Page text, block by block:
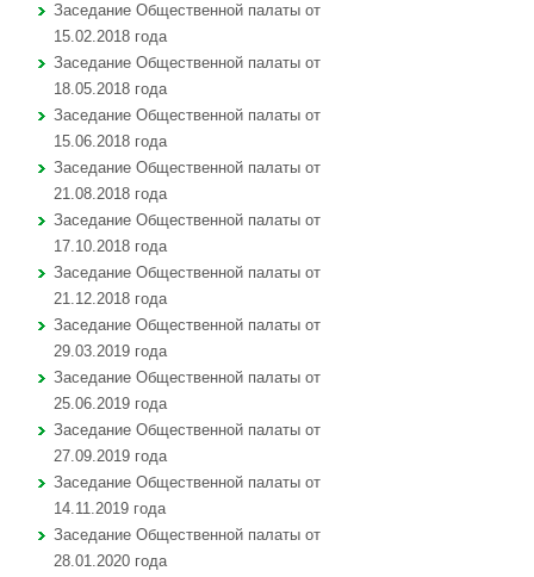
Заседание Общественной палаты от
15.02.2018 года
Заседание Общественной палаты от
18.05.2018 года
Заседание Общественной палаты от
15.06.2018 года
Заседание Общественной палаты от
21.08.2018 года
Заседание Общественной палаты от
17.10.2018 года
Заседание Общественной палаты от
21.12.2018 года
Заседание Общественной палаты от
29.03.2019 года
Заседание Общественной палаты от
25.06.2019 года
Заседание Общественной палаты от
27.09.2019 года
Заседание Общественной палаты от
14.11.2019 года
Заседание Общественной палаты от
28.01.2020 года